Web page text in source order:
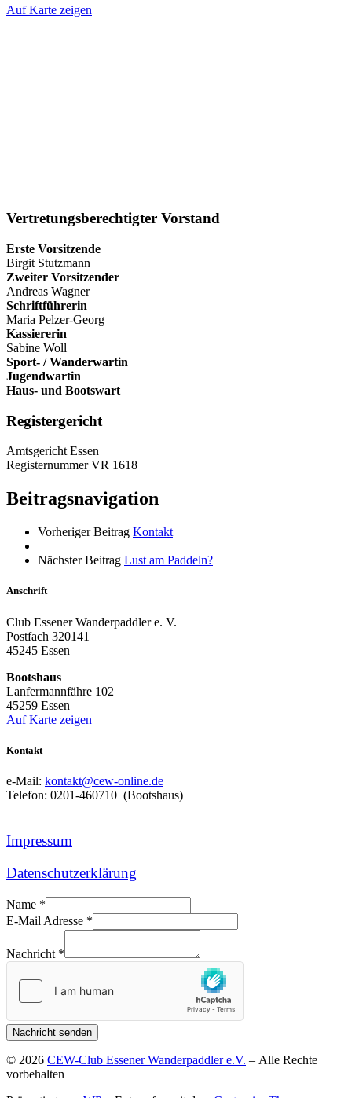
Auf Karte zeigen
Vertretungsberechtigter Vorstand
Erste Vorsitzende
Birgit Stutzmann
Zweiter Vorsitzender
Andreas Wagner
Schriftführerin
Maria Pelzer-Georg
Kassiererin
Sabine Woll
Sport- / Wanderwartin
Jugendwartin
Haus- und Bootswart
Registergericht
Amtsgericht Essen
Registernummer VR 1618
Beitragsnavigation
Vorheriger Beitrag Kontakt
Nächster Beitrag Lust am Paddeln?
Anschrift
Club Essener Wanderpaddler e. V.
Postfach 320141
45245 Essen
Bootshaus
Lanfermannfähre 102
45259 Essen
Auf Karte zeigen
Kontakt
e-Mail: kontakt@cew-online.de
Telefon: 0201-460710 (Bootshaus)
Impressum
Datenschutzerklärung
Name *
E-Mail Adresse *
Nachricht *
Nachricht senden
© 2026 CEW-Club Essener Wanderpaddler e.V. – Alle Rechte
vorbehalten